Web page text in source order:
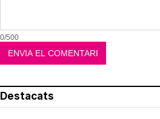
0/500
Destacats